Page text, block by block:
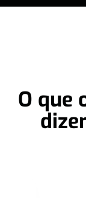
O que